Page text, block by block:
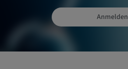
Anmelden